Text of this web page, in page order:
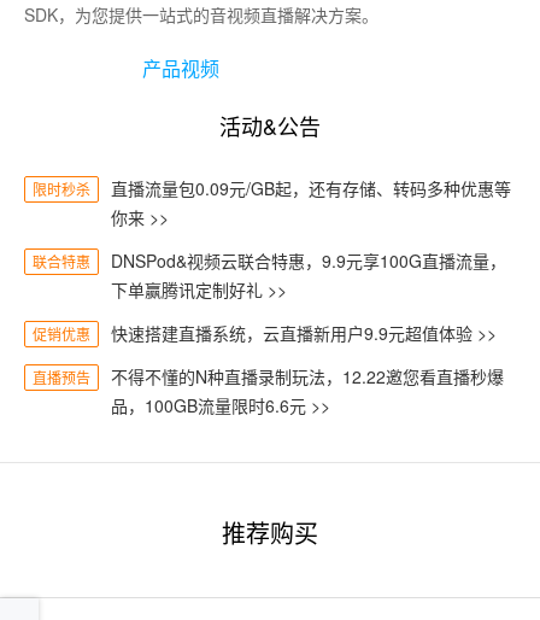
SDK，为您提供一站式的音视频直播解决方案。
产品视频
活动&公告
限时秒杀
直播流量包0.09元/GB起，还有存储、转码多种优惠等
你来 >>
联合特惠
DNSPod&视频云联合特惠，9.9元享100G直播流量，
下单赢腾讯定制好礼 >>
促销优惠 快速搭建直播系统，云直播新用户9.9元超值体验 >>
直播预告
不得不懂的N种直播录制玩法，12.22邀您看直播秒爆
品，100GB流量限时6.6元 >>
推荐购买